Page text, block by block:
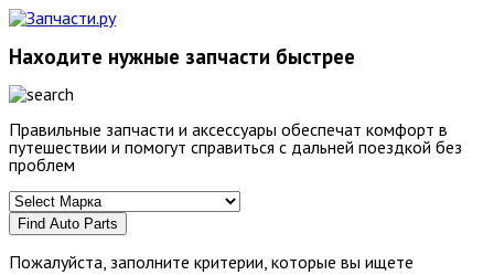
Находите нужные запчасти быстрее
Правильные запчасти и аксессуары обеспечат комфорт в
путешествии и помогут справиться с дальней поездкой без
проблем
Find Auto Parts
Пожалуйста, заполните критерии, которые вы ищете